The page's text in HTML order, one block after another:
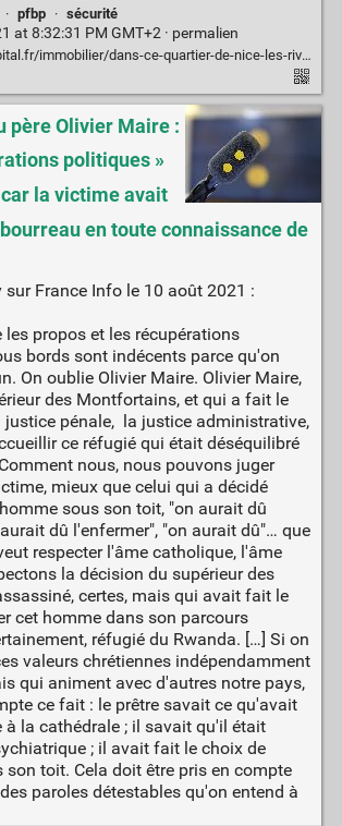
· pfbp · sécurité
at 8:32:31 PM GMT+2 · permalien
ce-quartier-de-nice-les-riverains-montent-au-front-contre-les-livreurs-de-repas-1412046
père Olivier Maire :
politiques »
la victime avait
en toute connaissance de
France Info le 10 août 2021 :
les propos et les récupérations
bords sont indécents parce qu'on
On oublie Olivier Maire. Olivier Maire,
des Montfortains, et qui a fait le
justice pénale, la justice administrative,
ce réfugié qui était déséquilibré
nous, nous pouvons juger
mieux que celui qui a décidé
sous son toit, "on aurait dû
dû l'enfermer", "on aurait dû"… que
respecter l'âme catholique, l'âme
la décision du supérieur des
certes, mais qui avait fait le
cet homme dans son parcours
réfugié du Rwanda. […] Si on
valeurs chrétiennes indépendamment
qui animent avec d'autres notre pays,
ce fait : le prêtre savait ce qu'avait
la cathédrale ; il savait qu'il était
; il avait fait le choix de
son toit. Cela doit être pris en compte
paroles détestables qu'on entend à